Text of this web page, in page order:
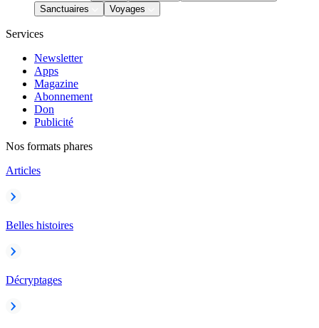
Sanctuaires
Voyages
Services
Newsletter
Apps
Magazine
Abonnement
Don
Publicité
Nos formats phares
Articles
Belles histoires
Décryptages